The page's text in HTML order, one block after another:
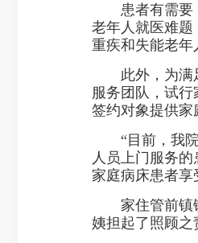
患者有需要，
老年人就医难
重疾和失能老年
此外，为满足
服务团队，试
签约对象提供家
“目前，我院
人员上门服务
家庭病床患者享
家住管前镇镇
姨担起了照顾之